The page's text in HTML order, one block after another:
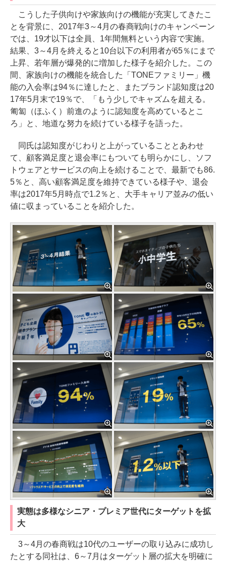
こうした子供向けや家族向けの機能が充実してきたこ
とを背景に、2017年3～4月の春商戦向けのキャンペーン
では、19才以下は全員、1年間無料という内容で実施。
結果、3～4月を終えると10台以下の利用者が65％にまで
上昇、若年層が爆発的に増加した様子を紹介した。この
間、家族向けの機能を統合した「TONEファミリー」機
能の入会率は94％に達したと、またブランド認知度は20
17年5月末で19％で、「もう少しでキャズムを超える。
匍匐（ほふく）前進のように認知度を高めているとこ
ろ」と、地道な努力を続けている様子を語った。
同氏は認知度がじわりと上がっていることとあわせ
て、顧客満足度と退会率にもついても明らかにし、ソフ
トウェアとサービスの向上を続けることで、最新でも86.
5％と、高い顧客満足度を維持できている様子や、退会
率は2017年5月時点で1.2％と、大手キャリア並みの低い
値に収まっていることを紹介した。
実態は多様なシニア・プレミア世代にターゲットを拡
大
3～4月の春商戦は10代のユーザーの取り込みに成功し
たとする同社は、6～7月はターゲット層の拡大を明確に